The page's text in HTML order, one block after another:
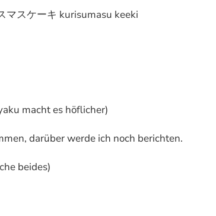
マスケーキ kurisumasu keeki
macht es höflicher)
darüber werde ich noch berichten.
beides)